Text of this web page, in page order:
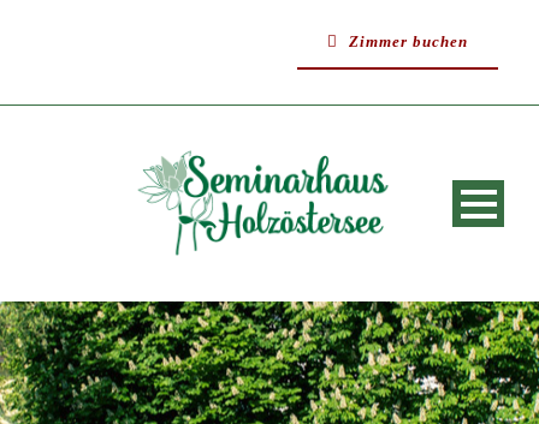
Zimmer buchen